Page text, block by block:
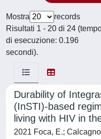
Mostra
records
Risultati 1 - 20 di 24
di esecuzione: 0.196
secondi).
Durability of
(InSTI)-based
living with HIV in
2021 Foca, E.;